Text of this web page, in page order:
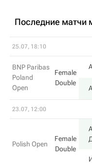
Последние матчи
25.07, 18:10
BNP Paribas
Poland
Open
Female
Double
23.07, 12:00
Polish Open
Female
Double